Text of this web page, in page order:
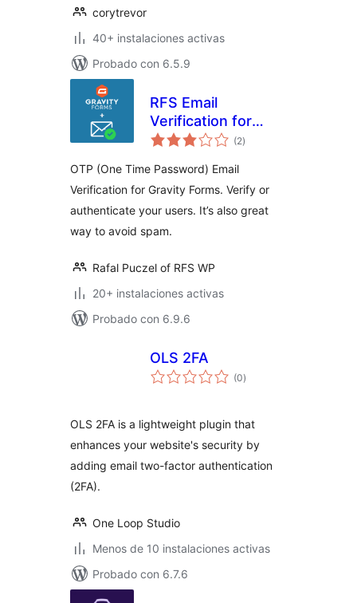
corytrevor
40+ instalaciones activas
Probado con 6.5.9
RFS Email
Verification for
Gravity Forms
(2total
de
)
OTP (One Time Password) Email
Verification for Gravity Forms. Verify or
authenticate your users. It’s also great
way to avoid spam.
Rafal Puczel of RFS WP
20+ instalaciones activas
Probado con 6.9.6
OLS 2FA
(0total
de
)
OLS 2FA is a lightweight plugin that
enhances your website's security by
adding email two-factor authentication
(2FA).
One Loop Studio
Menos de 10 instalaciones activas
Probado con 6.7.6